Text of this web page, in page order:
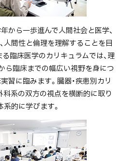
から一歩進んで人間社会と医学、
人間性と倫理を理解することを目
臨床医学のカリキュラムでは、理
ら臨床までの幅広い視野を身につ
習に臨みます。臓器・疾患別カリ
科系の双方の視点を横断的に取り
的に学びます。